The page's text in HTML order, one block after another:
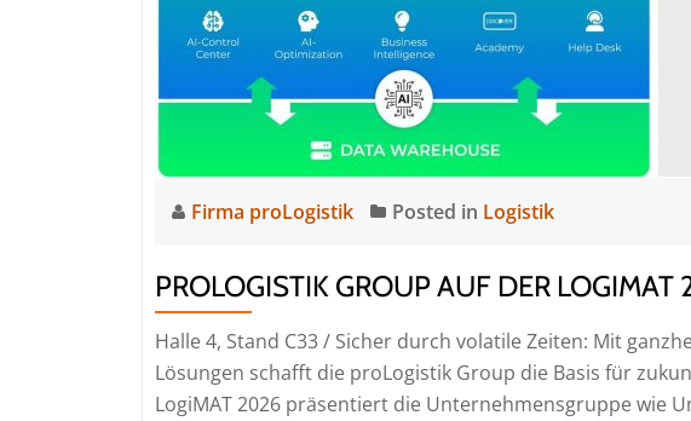
Firma proLogistik Posted in Logistik
PROLOGISTIK GROUP AUF DER LOGIMAT
Halle 4, Stand C33 / Sicher durch volatile Zeiten: Mit
Lösungen schafft die proLogistik Group die Basis für
LogiMAT 2026 präsentiert die Unternehmensgruppe wie